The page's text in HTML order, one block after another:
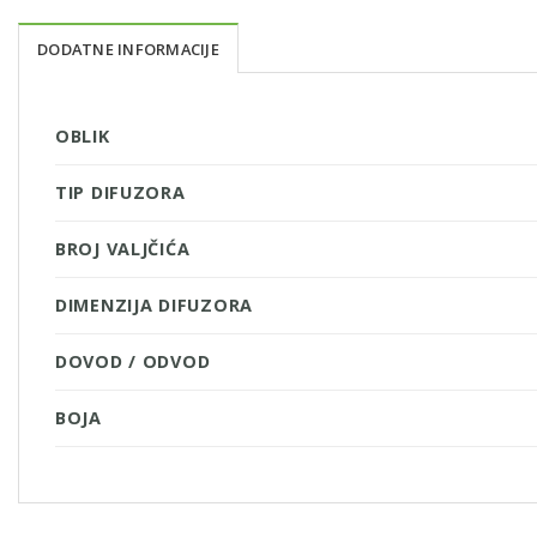
DODATNE INFORMACIJE
OBLIK
TIP DIFUZORA
BROJ VALJČIĆA
DIMENZIJA DIFUZORA
DOVOD / ODVOD
BOJA